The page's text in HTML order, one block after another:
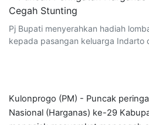
Pj Bupati menyerahkan hadiah
kepada pasangan keluarga Indarto
Kulonprogo (PM) - Puncak
Nasional (Harganas) ke-29